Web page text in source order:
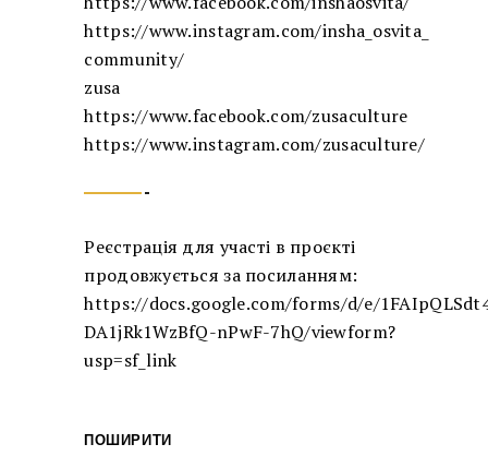
https://www.instagram.com/insha_osvita_
community/
zusa
https://www.facebook.com/zusaculture
https://www.instagram.com/zusaculture/
Реєстрація для участі в проєкті
продовжується за посиланням:
https://docs.google.com/forms/d/e/
DA1jRk1WzBfQ-nPwF-7hQ/viewform?
usp=sf_link
ПОШИРИТИ